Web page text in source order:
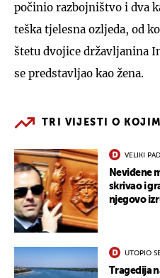
počinio razbojništvo i dva
teška tjelesna ozljeda, od
štetu dvojice državljanina
se predstavljao kao žena.
TRI VIJESTI O
VELIKI PAD
Neviđene
skrivao i
njegovo
UTOPIO
Tragedija